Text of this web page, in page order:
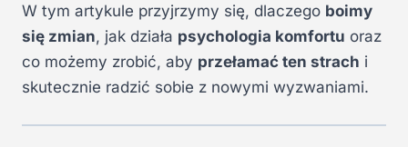
W tym artykule przyjrzymy się, dlaczego boimy
się zmian, jak działa psychologia komfortu oraz
co możemy zrobić, aby przełamać ten strach i
skutecznie radzić sobie z nowymi wyzwaniami.